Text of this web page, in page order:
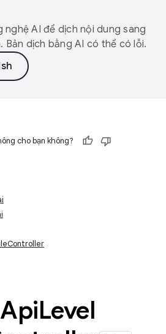
AI để dịch nội dung sang
Bản dịch bằng AI có thể có lỗi.
cho bạn không?
ApiLevel